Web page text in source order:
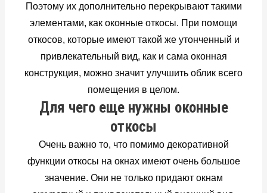
Поэтому их дополнительно перекрывают такими
элементами, как оконные откосы. При помощи
откосов, которые имеют такой же утонченный и
привлекательный вид, как и сама оконная
конструкция, можно значит улучшить облик всего
помещения в целом.
Для чего еще нужны оконные
откосы
Очень важно то, что помимо декоративной
функции откосы на окнах имеют очень большое
значение. Они не только придают окнам